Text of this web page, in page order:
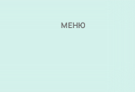
МЕНЮ